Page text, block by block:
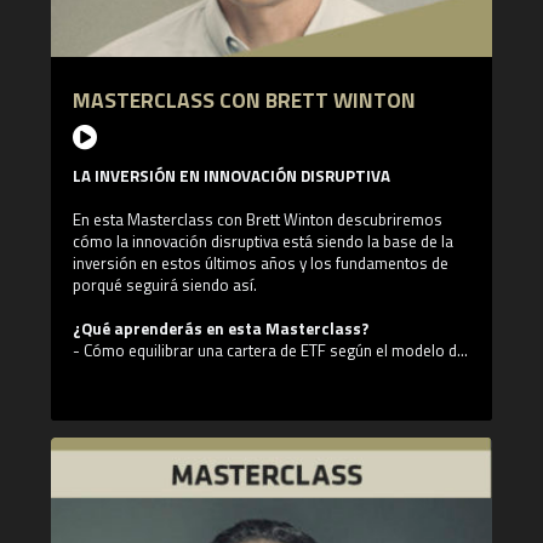
millones, y que fue adquirido por importantes bancos
como Deutsche Bank, Bear Stearns, Credit Suisse,
Lehman Brothers, Morgan Stanley y Merrill Lynch.
Jonathan es actualmente presidente de Boyar's Intrinsic
Value Research LLC., Una boutique de investigación
independiente establecida en 1975 que cuenta con
algunos de los fondos soberanos, fondos de cobertura,
grandes del mundo. También es director de Boyar Asset
Management.
MASTERCLASS CON BRETT WINTON
LA INVERSIÓN EN INNOVACIÓN DISRUPTIVA
En esta Masterclass con Brett Winton descubriremos
cómo la innovación disruptiva está siendo la base de la
inversión en estos últimos años y los fundamentos de
porqué seguirá siendo así.
¿Qué aprenderás en esta Masterclass?
- Cómo equilibrar una cartera de ETF según el modelo de
del riesgo: sectores clave.
- El caso de innovación disruptiva: Tesla
¿Quién es Brett Winton?
Brett es licenciado en Ingeniería Mecánica por el Instituto